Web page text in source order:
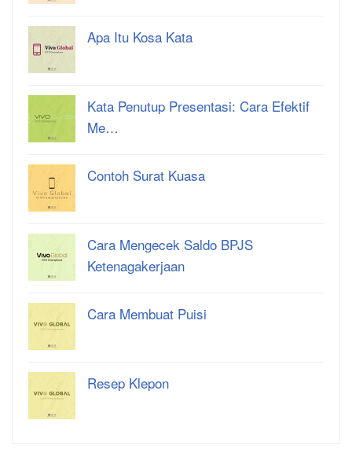
Apa Itu Kosa Kata
Kata Penutup Presentasi: Cara Efektif
Me…
Contoh Surat Kuasa
Cara Mengecek Saldo BPJS
Ketenagakerjaan
Cara Membuat Puisi
Resep Klepon